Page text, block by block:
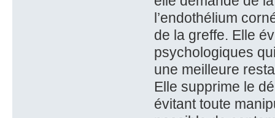
l’endothélium
de la greffe. Elle
psychologiques
une meilleure
Elle supprime le
évitant toute